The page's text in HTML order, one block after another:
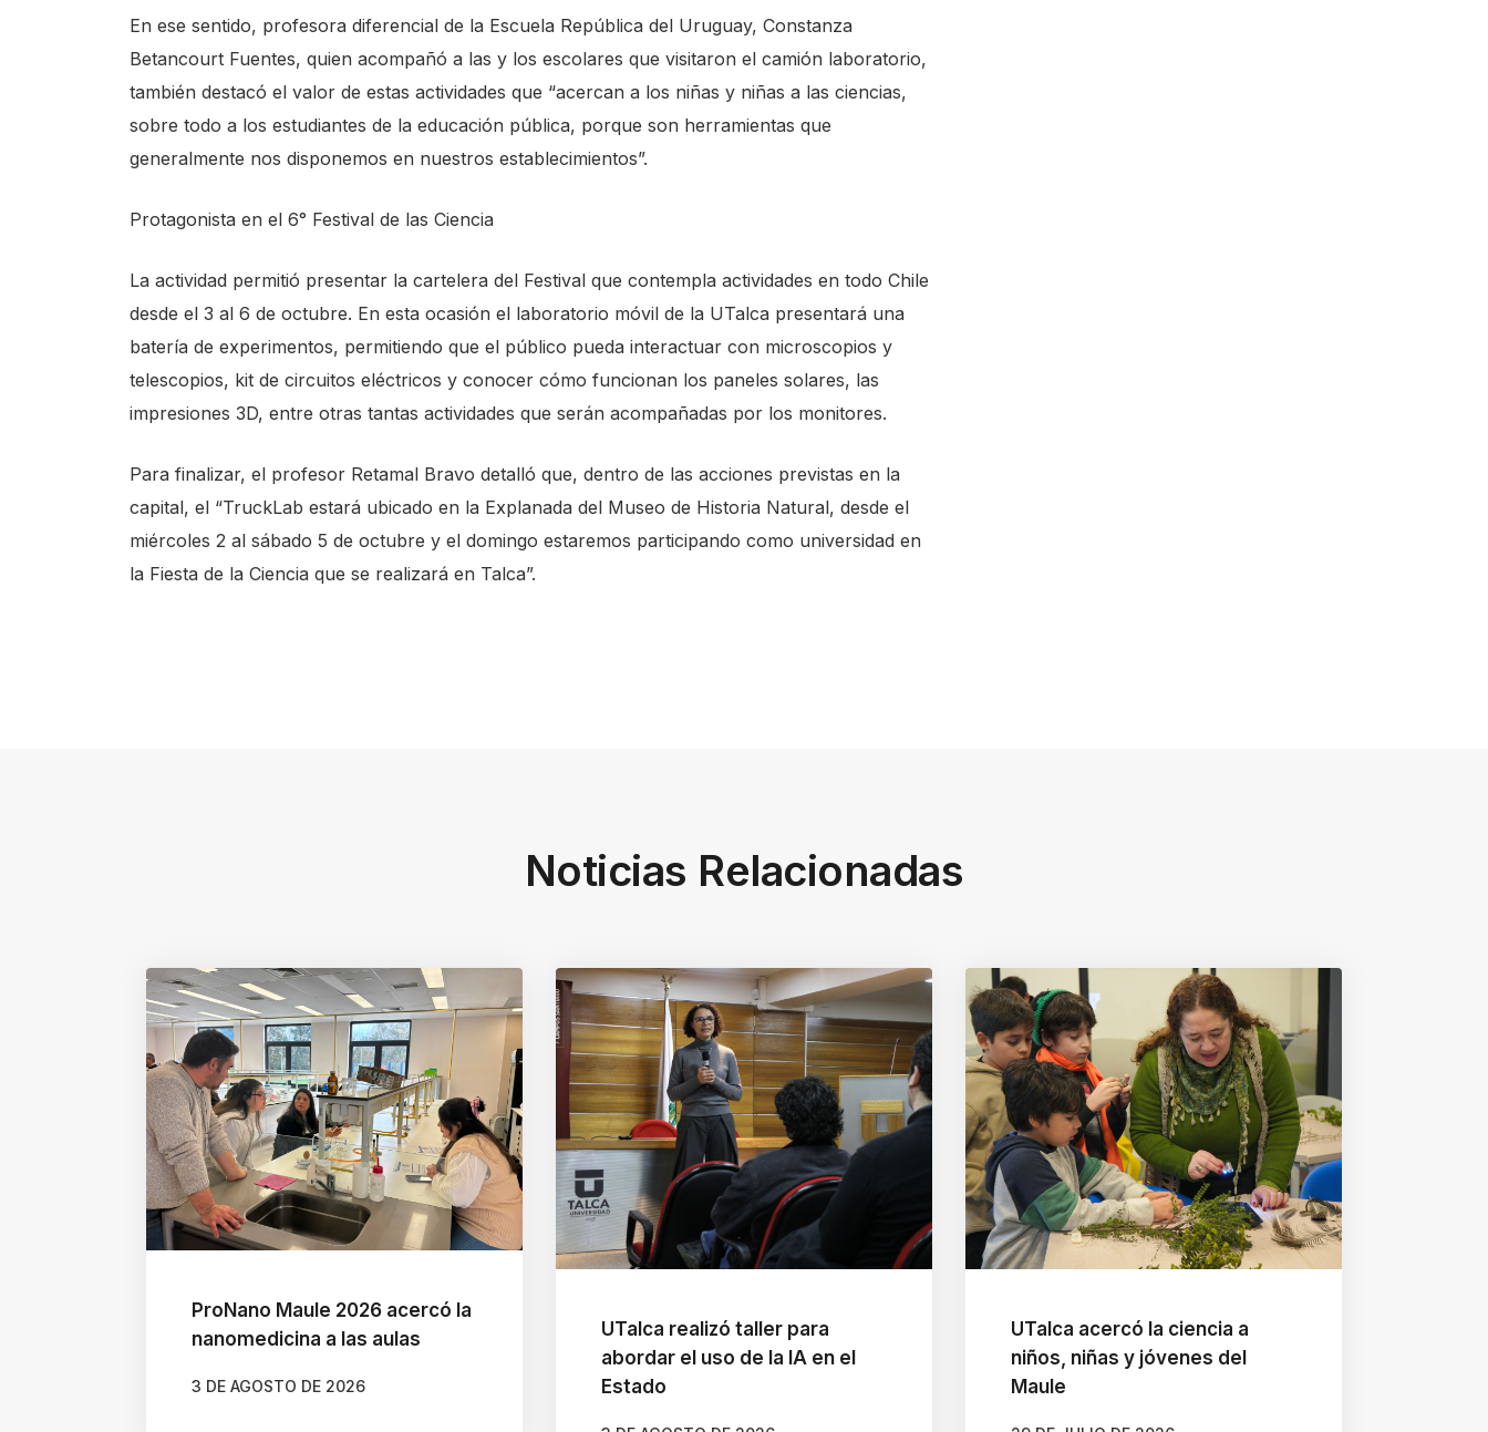
En ese sentido, profesora diferencial de la Escuela República del Uruguay, Constanza
Betancourt Fuentes, quien acompañó a las y los escolares que visitaron el camión laboratorio,
también destacó el valor de estas actividades que “acercan a los niñas y niñas a las ciencias,
sobre todo a los estudiantes de la educación pública, porque son herramientas que
generalmente nos disponemos en nuestros establecimientos”.
Protagonista en el 6° Festival de las Ciencia
La actividad permitió presentar la cartelera del Festival que contempla actividades en todo Chile
desde el 3 al 6 de octubre. En esta ocasión el laboratorio móvil de la UTalca presentará una
batería de experimentos, permitiendo que el público pueda interactuar con microscopios y
telescopios, kit de circuitos eléctricos y conocer cómo funcionan los paneles solares, las
impresiones 3D, entre otras tantas actividades que serán acompañadas por los monitores.
Para finalizar, el profesor Retamal Bravo detalló que, dentro de las acciones previstas en la
capital, el “TruckLab estará ubicado en la Explanada del Museo de Historia Natural, desde el
miércoles 2 al sábado 5 de octubre y el domingo estaremos participando como universidad en
la Fiesta de la Ciencia que se realizará en Talca”.
Noticias Relacionadas
ProNano Maule 2026 acercó la
nanomedicina a las aulas
3 DE AGOSTO DE 2026
UTalca realizó taller para
abordar el uso de la IA en el
Estado
UTalca acercó la ciencia a
niños, niñas y jóvenes del
Maule